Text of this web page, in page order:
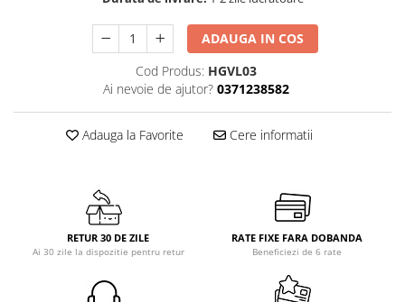
ADAUGA IN COS
Cod Produs: HGVL03
Ai nevoie de ajutor? 0371238582
Adauga la Favorite Cere informatii
RETUR 30 DE ZILE
Ai 30 zile la dispozitie pentru retur
RATE FIXE FARA DOBANDA
Beneficiezi de 6 rate